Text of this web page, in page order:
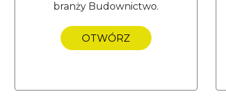
branży Budownictwo.
OTWÓRZ